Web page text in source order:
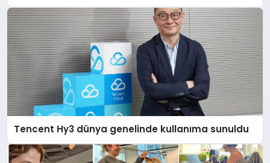
Destek Deneyimi
Tencent Hy3 dünya genelinde kullanıma sunuldu